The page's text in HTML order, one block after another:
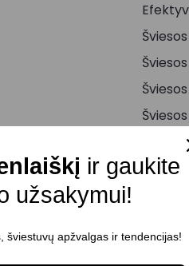
ir gaukite
užsakymui!
šviestuvų apžvalgas ir tendencijas!